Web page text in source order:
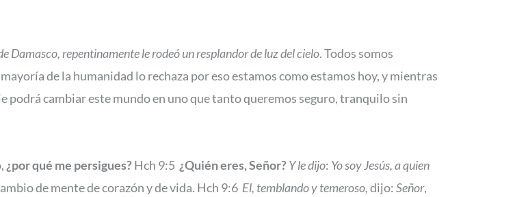
Damasco, repentinamente le rodeó un resplandor de luz del cielo. Todos somos
de la humanidad lo rechaza por eso estamos como estamos hoy, y mientras
podrá cambiar este mundo en uno que tanto queremos seguro, tranquilo sin
¿por qué me persigues? Hch 9:5 ¿Quién eres, Señor? Y le dijo: Yo soy Jesús, a quien
de mente de corazón y de vida. Hch 9:6 El, temblando y temeroso,dijo:Señor,